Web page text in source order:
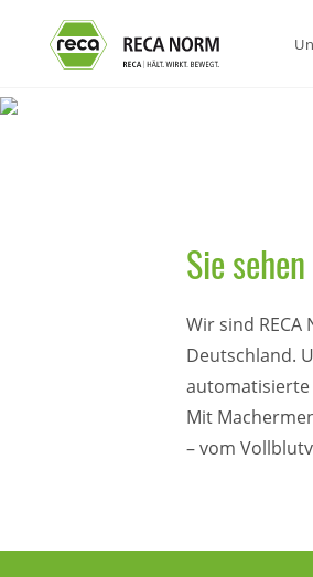
Sie
Wir sind
Deutschland.
automatisierte
Mit
– vom